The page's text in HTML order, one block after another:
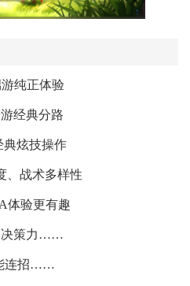
纯正体验
经典分路
典炫技操作
、战术多样性
体验更有趣
决策力……
连招……